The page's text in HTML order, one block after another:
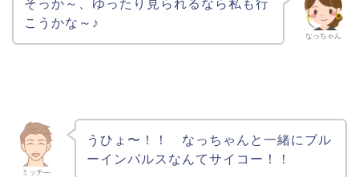
なっちゃん
そっか～、ゆったり見られるなら私も行
こうかな～♪
ミッチ―
うひょ〜！！ なっちゃんと一緒にブル
ーインパルスなんてサイコー！！